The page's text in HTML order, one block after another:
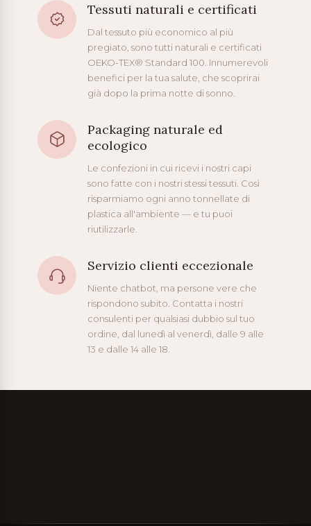
Tessuti naturali e certificati
Dal tessuto più economico al più
pregiato, sono tutti naturali e certificati
OEKO-TEX® Standard 100. Innumerevoli
benefici per la tua salute, che scoprirai
già dopo la prima notte di sonno.
Packaging naturale ed
ecologico
Le confezioni in cui ricevi i nostri capi
sono fatte con i nostri stessi tessuti. Così
risparmiamo ogni anno tonnellate di
plastica all'ambiente — e tu puoi
riutilizzarle.
Servizio clienti eccezionale
Niente chatbot, ma persone vere che
rispondono subito. Contatta i nostri
consulenti per qualsiasi dubbio sul tuo
ordine, dal lunedì al venerdì, dalle 9 alle
13 e dalle 14 alle 18.